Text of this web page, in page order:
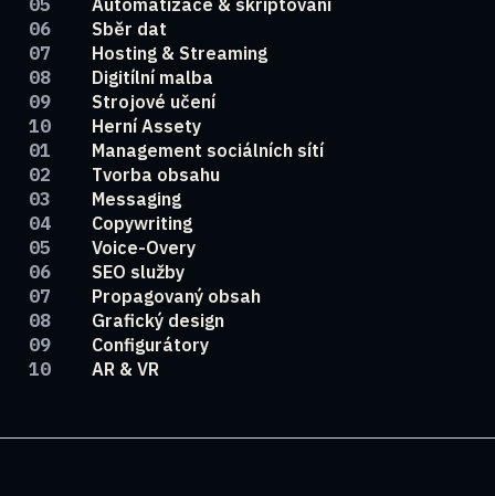
Automatizace & skriptování
Sběr dat
Hosting & Streaming
Digitílní malba
Strojové učení
Herní Assety
Management sociálních sítí
Tvorba obsahu
Messaging
Copywriting
Voice-Overy
SEO služby
Propagovaný obsah
Grafický design
Configurátory
AR & VR